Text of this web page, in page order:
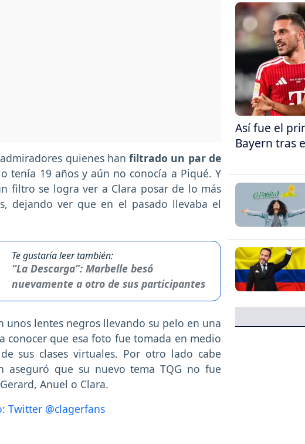
quienes han filtrado un par de
tenía 19 años y aún no conocía a Piqué. Y
filtro se logra ver a Clara posar de lo más
dejando ver que en el pasado llevaba el
Te gustaría leer también:
“La Descarga”: Marbelle besó
nuevamente a otro de sus participantes
unos lentes negros llevando su pelo en una
conocer que esa foto fue tomada en medio
sus clases virtuales. Por otro lado cabe
aseguró que su nuevo tema TQG no fue
Anuel o Clara.
Así fue el
Bayern tras